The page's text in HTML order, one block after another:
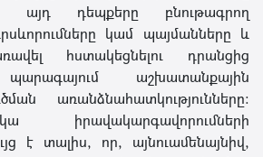
այդ դեպքերը բնութագրող
կամ պայմանները և
հստակեցնելու դրանցից
պարագայում աշխատանքային
առանձնահատկությունները:
է տալիս, որ, այնուամենայնիվ,